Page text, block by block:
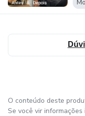
O conteúdo deste
Se você vir informações